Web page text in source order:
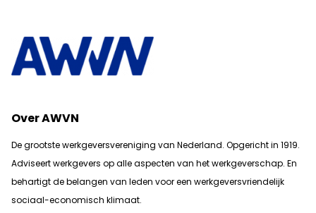
Over AWVN
De grootste werkgeversvereniging van Nederland. Opgericht in 1919.
Adviseert werkgevers op alle aspecten van het werkgeverschap. En
behartigt de belangen van leden voor een werkgeversvriendelijk
sociaal-economisch klimaat.